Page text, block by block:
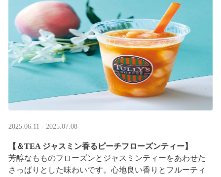
2025.06.11 - 2025.07.08
【＆TEA ジャスミン香るピーチフローズンティー】
芳醇なもものフローズンとジャスミンティーをあわせた
さっぱりとした味わいです。心地良い香りとフルーティ